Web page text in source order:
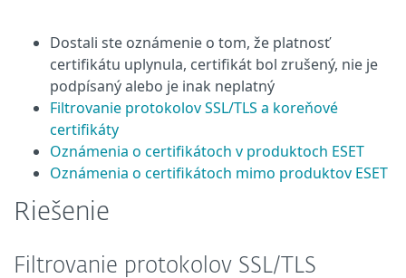
Dostali ste oznámenie o tom, že platnosť
certifikátu uplynula, certifikát bol zrušený, nie je
podpísaný alebo je inak neplatný
Filtrovanie protokolov SSL/TLS a koreňové
certifikáty
Oznámenia o certifikátoch v produktoch ESET
Oznámenia o certifikátoch mimo produktov ESET
Riešenie
Filtrovanie protokolov SSL/TLS